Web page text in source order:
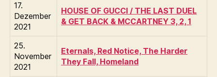
17.
Dezember
2021
HOUSE OF GUCCI / THE LAST DUEL
& GET BACK & MCCARTNEY 3, 2, 1
25.
November
2021
Eternals, Red Notice, The Harder
They Fall, Homeland